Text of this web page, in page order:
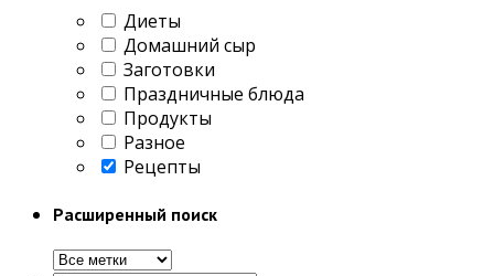
Диеты
Домашний сыр
Заготовки
Праздничные блюда
Продукты
Разное
Рецепты
Расширенный поиск